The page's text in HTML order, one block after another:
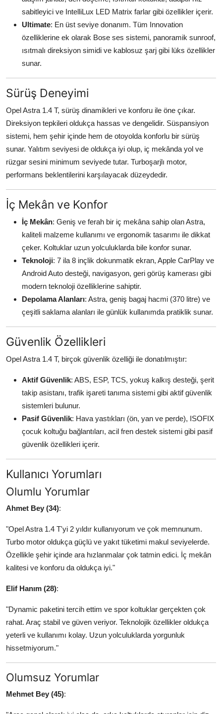
sabitleyici ve IntelliLux LED Matrix farlar gibi özellikler içerir.
Ultimate: En üst seviye donanım. Tüm Innovation
özelliklerine ek olarak Bose ses sistemi, panoramik sunroof,
ısıtmalı direksiyon simidi ve kablosuz şarj gibi lüks özellikler
sunar.
Sürüş Deneyimi
Opel Astra 1.4 T, sürüş dinamikleri ve konforu ile öne çıkar.
Direksiyon tepkileri oldukça hassas ve dengelidir. Süspansiyon
sistemi, hem şehir içinde hem de otoyolda konforlu bir sürüş
sunar. Yalıtım seviyesi de oldukça iyi olup, iç mekânda yol ve
rüzgar sesini minimum seviyede tutar. Turboşarjlı motor,
performans beklentilerini karşılayacak düzeydedir.
İç Mekân ve Konfor
İç Mekân: Geniş ve ferah bir iç mekâna sahip olan Astra,
kaliteli malzeme kullanımı ve ergonomik tasarımı ile dikkat
çeker. Koltuklar uzun yolculuklarda bile konfor sunar.
Teknoloji: 7 ila 8 inçlik dokunmatik ekran, Apple CarPlay ve
Android Auto desteği, navigasyon, geri görüş kamerası gibi
modern teknoloji özelliklerine sahiptir.
Depolama Alanları: Astra, geniş bagaj hacmi (370 litre) ve
çeşitli saklama alanları ile günlük kullanımda pratiklik sunar.
Güvenlik Özellikleri
Opel Astra 1.4 T, birçok güvenlik özelliği ile donatılmıştır:
Aktif Güvenlik: ABS, ESP, TCS, yokuş kalkış desteği, şerit
takip asistanı, trafik işareti tanıma sistemi gibi aktif güvenlik
sistemleri bulunur.
Pasif Güvenlik: Hava yastıkları (ön, yan ve perde), ISOFIX
çocuk koltuğu bağlantıları, acil fren destek sistemi gibi pasif
güvenlik özellikleri içerir.
Kullanıcı Yorumları
Olumlu Yorumlar
Ahmet Bey (34):
"Opel Astra 1.4 T'yi 2 yıldır kullanıyorum ve çok memnunum.
Turbo motor oldukça güçlü ve yakıt tüketimi makul seviyelerde.
Özellikle şehir içinde ara hızlanmalar çok tatmin edici. İç mekân
kalitesi ve konforu da oldukça iyi."
Elif Hanım (28):
"Dynamic paketini tercih ettim ve spor koltuklar gerçekten çok
rahat. Araç stabil ve güven veriyor. Teknolojik özellikler oldukça
yeterli ve kullanımı kolay. Uzun yolculuklarda yorgunluk
hissetmiyorum."
Olumsuz Yorumlar
Mehmet Bey (45):